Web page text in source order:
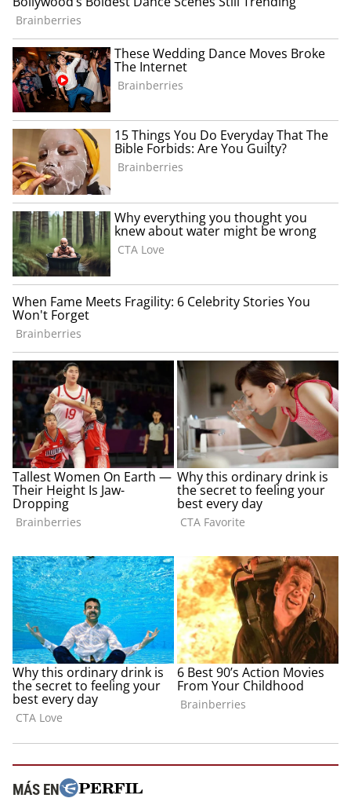
MÁS EN